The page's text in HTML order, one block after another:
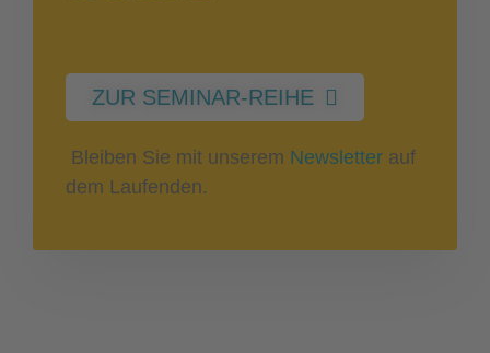
ZUR SEMINAR-REIHE
Bleiben Sie mit unserem Newsletter auf
dem Laufenden.